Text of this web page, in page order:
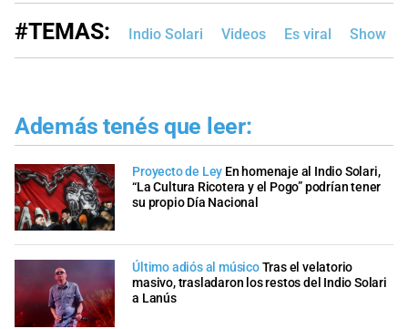
#TEMAS: Indio Solari Videos Es viral Show
Además tenés que leer:
Proyecto de Ley En homenaje al Indio Solari,
“La Cultura Ricotera y el Pogo” podrían tener
su propio Día Nacional
Último adiós al músicoTras el velatorio
masivo, trasladaron los restos del Indio Solari
a Lanús